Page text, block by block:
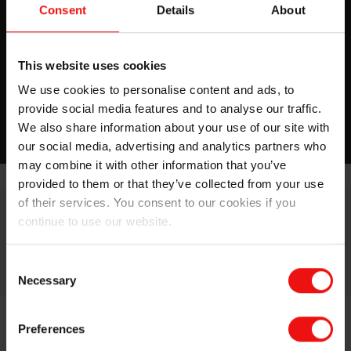
Consent Details About
This website uses cookies
We use cookies to personalise content and ads, to
provide social media features and to analyse our traffic.
We also share information about your use of our site with
our social media, advertising and analytics partners who
may combine it with other information that you’ve
provided to them or that they’ve collected from your use
of their services. You consent to our cookies if you
continue to use our website.
Selection
Necessary
Preferences
Read our latest sustainability
report
Read more
ODD8
première priorité